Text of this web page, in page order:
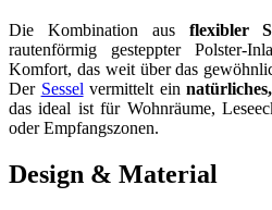
Die Kombination aus flexibler
rautenförmig gesteppter Polster-
Komfort, das weit über das
Der Sesselvermittelt ein
das ideal ist für Wohnräume,
oder Empfangszonen.
Design & Material